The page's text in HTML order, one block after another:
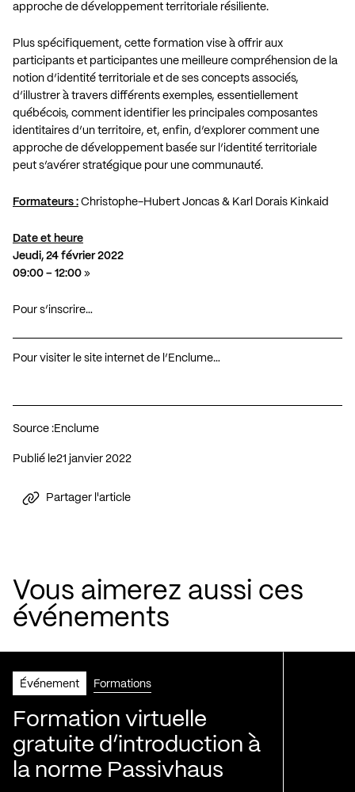
approche de développement territoriale résiliente.
Plus spécifiquement, cette formation vise à offrir aux
participants et participantes une meilleure compréhension de la
notion d’identité territoriale et de ses concepts associés,
d’illustrer à travers différents exemples, essentiellement
québécois, comment identifier les principales composantes
identitaires d’un territoire, et, enfin, d’explorer comment une
approche de développement basée sur l’identité territoriale
peut s’avérer stratégique pour une communauté.
Formateurs : Christophe-Hubert Joncas & Karl Dorais Kinkaid
Date et heure
Jeudi, 24 février 2022
09:00 – 12:00 »
Pour s’inscrire…
Pour visiter le site internet de l’Enclume…
Source :Enclume
Publié le 21 janvier 2022
Partager l'article
Vous aimerez aussi ces
événements
Événement Formations
Formation virtuelle
gratuite d’introduction à
la norme Passivhaus